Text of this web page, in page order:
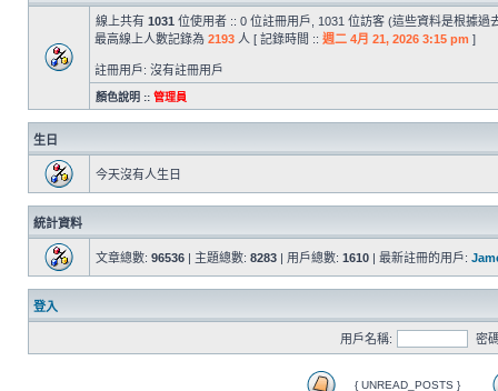
線上共有 1031 位使用者 :: 0 位註冊用戶, 1031 位訪客 (這些資料是根據過
最高線上人數記錄為 2193 人 [ 記錄時間 :: 週二 4月 21, 2026 3:15 pm ]
註冊用戶: 沒有註冊用戶
顏色說明 :: 管理員
生日
今天沒有人生日
統計資料
文章總數: 96536 | 主題總數: 8283 | 用戶總數: 1610 | 最新註冊的用戶:
登入
用戶名稱: 密
{ UNREAD_POSTS }